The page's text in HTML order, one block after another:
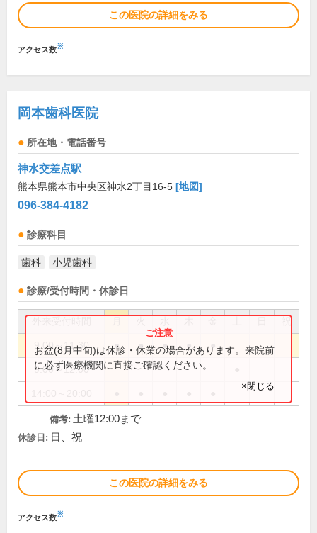
この医院の詳細をみる
アクセス数※
岡本歯科医院
所在地・電話番号
神水交差点駅
熊本県熊本市中央区神水2丁目16-5 [地図]
096-384-4182
診療科目
歯科 小児歯科
診療/受付時間・休診日
祝
9:00～11:30 ● ● ● ● ●
9:00～12:00
お盆(8月中旬)は休診・休業の場合があります。来院前
に必ず医療機関に直接ご確認ください。
×閉じる
備考: 土曜12:00まで
休診日: 日、祝
この医院の詳細をみる
アクセス数※